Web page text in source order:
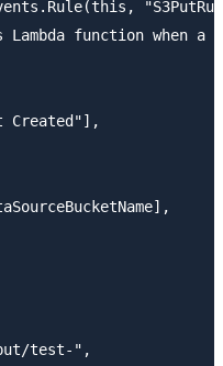
Lambda function when a
Created"],
test-",